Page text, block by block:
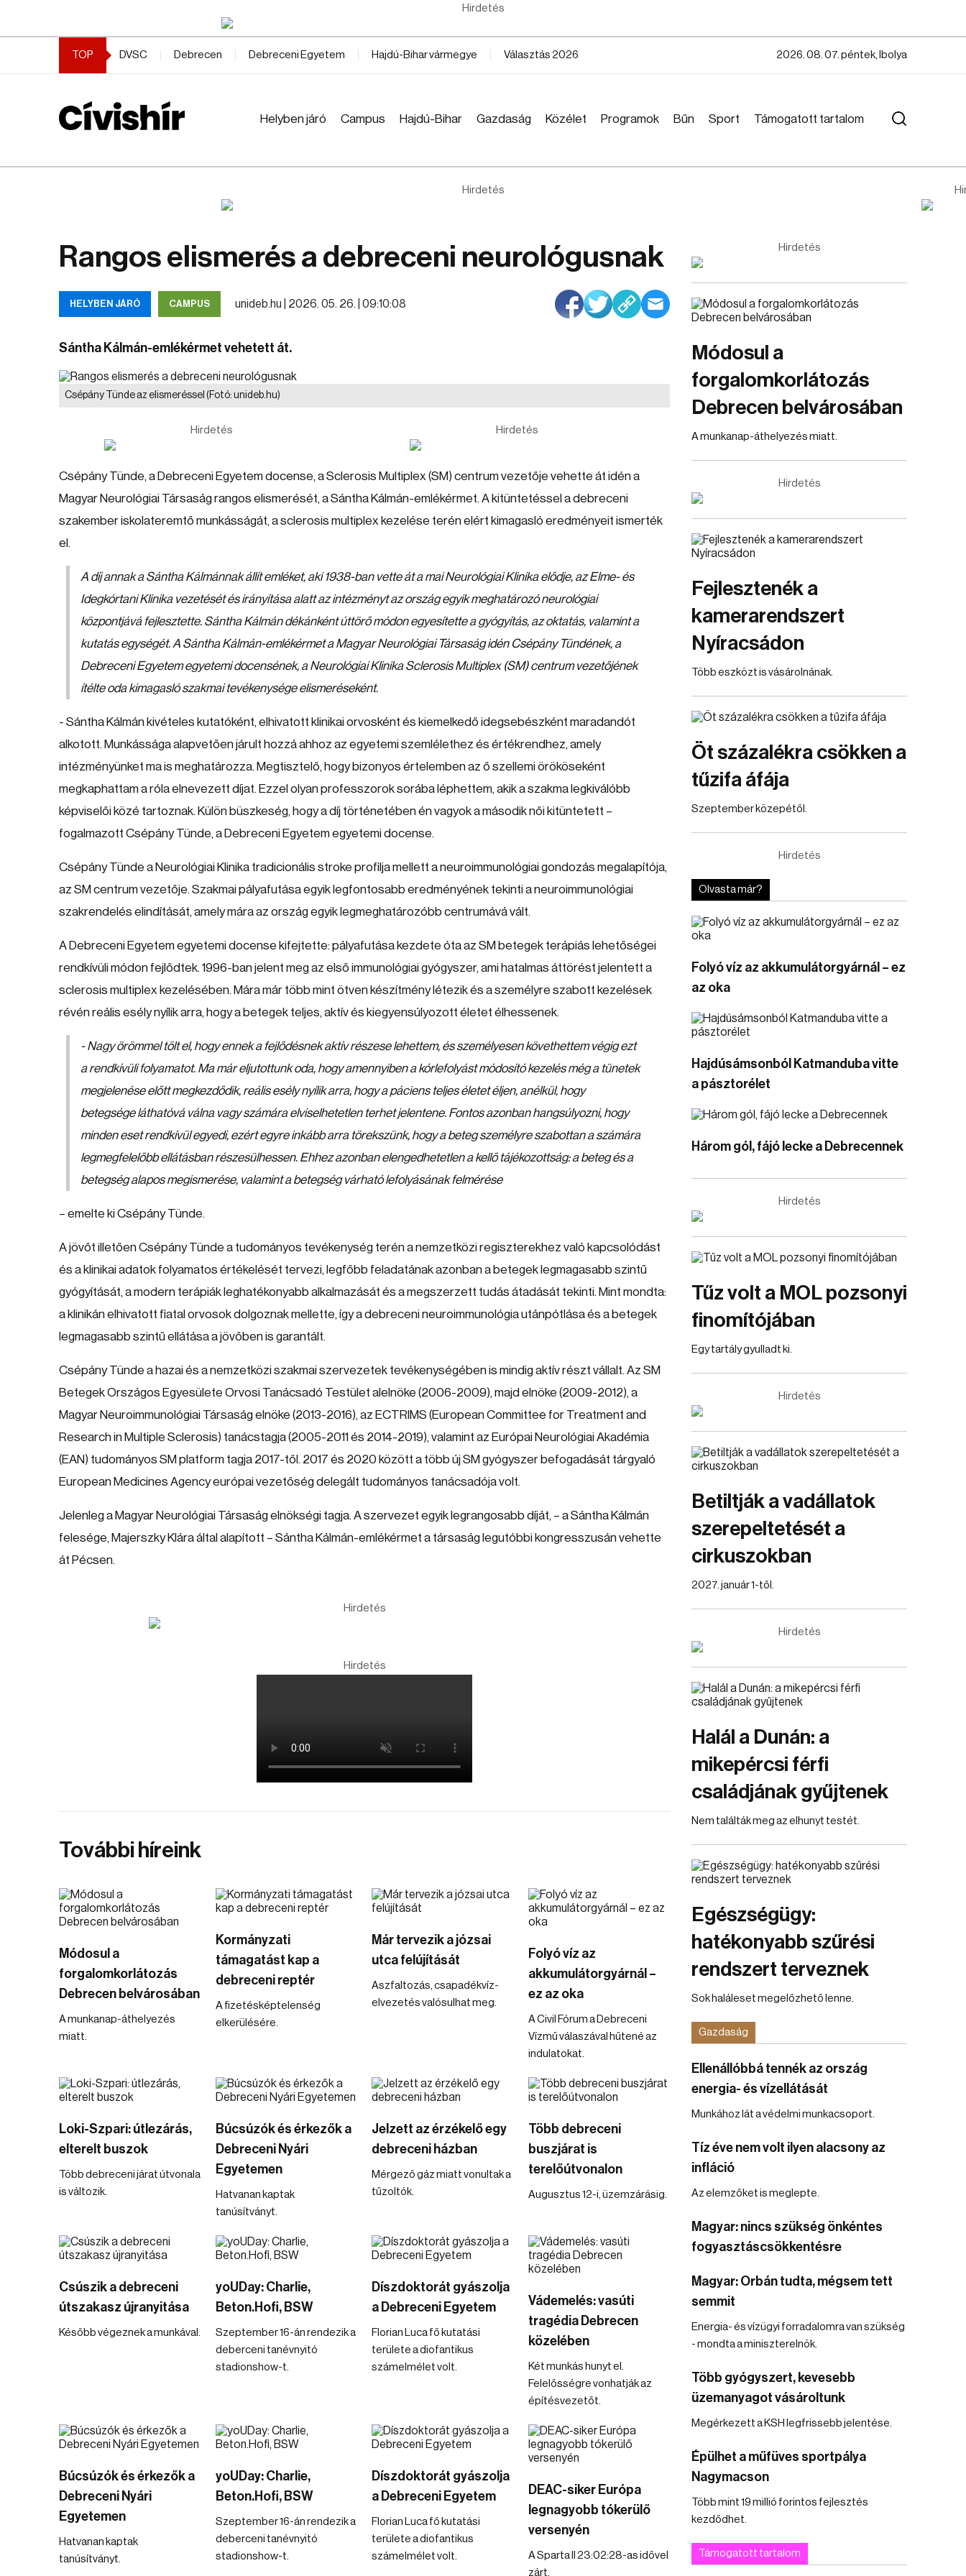
Hirdetés
TOP DVSC Debrecen Debreceni Egyetem Hajdú-Bihar vármegye Választás 2026 2026. 08. 07. péntek, Ibolya
Helyben járó Campus Hajdú-Bihar Gazdaság Közélet Programok Bűn Sport Támogatott tartalom
Hirdetés
Rangos elismerés a debreceni neurológusnak
HELYBEN JÁRÓ CAMPUS unideb.hu | 2026. 05. 26. | 09:10:08
Sántha Kálmán-emlékérmet vehetett át.
Csépány Tünde az elismeréssel (Fotó: unideb.hu)
Hirdetés Hirdetés
Csépány Tünde, a Debreceni Egyetem docense, a Sclerosis Multiplex (SM) centrum vezetője vehette át idén a
Magyar Neurológiai Társaság rangos elismerését, a Sántha Kálmán-emlékérmet. A kitüntetéssel a debreceni
szakember iskolateremtő munkásságát, a sclerosis multiplex kezelése terén elért kimagasló eredményeit ismerték
el.
A díj annak a Sántha Kálmánnak állít emléket, aki 1938-ban vette át a mai Neurológiai Klinika elődje, az Elme- és
Idegkórtani Klinika vezetését és irányítása alatt az intézményt az ország egyik meghatározó neurológiai
központjává fejlesztette. Sántha Kálmán dékánként úttörő módon egyesítette a gyógyítás, az oktatás, valamint a
kutatás egységét. A Sántha Kálmán-emlékérmet a Magyar Neurológiai Társaság idén Csépány Tündének, a
Debreceni Egyetem egyetemi docensének, a Neurológiai Klinika Sclerosis Multiplex (SM) centrum vezetőjének
ítélte oda kimagasló szakmai tevékenysége elismeréseként.
- Sántha Kálmán kivételes kutatóként, elhivatott klinikai orvosként és kiemelkedő idegsebészként maradandót
alkotott. Munkássága alapvetően járult hozzá ahhoz az egyetemi szemlélethez és értékrendhez, amely
intézményünket ma is meghatározza. Megtisztelő, hogy bizonyos értelemben az ő szellemi örököseként
megkaphattam a róla elnevezett díjat. Ezzel olyan professzorok sorába léphettem, akik a szakma legkiválóbb
képviselői közé tartoznak. Külön büszkeség, hogy a díj történetében én vagyok a második női kitüntetett –
fogalmazott Csépány Tünde, a Debreceni Egyetem egyetemi docense.
Csépány Tünde a Neurológiai Klinika tradicionális stroke profilja mellett a neuroimmunológiai gondozás megalapítója,
az SM centrum vezetője. Szakmai pályafutása egyik legfontosabb eredményének tekinti a neuroimmunológiai
szakrendelés elindítását, amely mára az ország egyik legmeghatározóbb centrumává vált.
A Debreceni Egyetem egyetemi docense kifejtette: pályafutása kezdete óta az SM betegek terápiás lehetőségei
rendkívüli módon fejlődtek. 1996-ban jelent meg az első immunológiai gyógyszer, ami hatalmas áttörést jelentett a
sclerosis multiplex kezelésében. Mára már több mint ötven készítmény létezik és a személyre szabott kezelések
révén reális esély nyílik arra, hogy a betegek teljes, aktív és kiegyensúlyozott életet élhessenek.
- Nagy örömmel tölt el, hogy ennek a fejlődésnek aktív részese lehettem, és személyesen követhettem végig ezt
a rendkívüli folyamatot. Ma már eljutottunk oda, hogy amennyiben a kórlefolyást módosító kezelés még a tünetek
megjelenése előtt megkezdődik, reális esély nyílik arra, hogy a páciens teljes életet éljen, anélkül, hogy
betegsége láthatóvá válna vagy számára elviselhetetlen terhet jelentene. Fontos azonban hangsúlyozni, hogy
minden eset rendkívül egyedi, ezért egyre inkább arra törekszünk, hogy a beteg személyre szabottan a számára
legmegfelelőbb ellátásban részesülhessen. Ehhez azonban elengedhetetlen a kellő tájékozottság: a beteg és a
betegség alapos megismerése, valamint a betegség várható lefolyásának felmérése
– emelte ki Csépány Tünde.
A jövőt illetően Csépány Tünde a tudományos tevékenység terén a nemzetközi regiszterekhez való kapcsolódást
és a klinikai adatok folyamatos értékelését tervezi, legfőbb feladatának azonban a betegek legmagasabb szintű
gyógyítását, a modern terápiák leghatékonyabb alkalmazását és a megszerzett tudás átadását tekinti. Mint mondta:
a klinikán elhivatott fiatal orvosok dolgoznak mellette, így a debreceni neuroimmunológia utánpótlása és a betegek
legmagasabb szintű ellátása a jövőben is garantált.
Csépány Tünde a hazai és a nemzetközi szakmai szervezetek tevékenységében is mindig aktív részt vállalt. Az SM
Betegek Országos Egyesülete Orvosi Tanácsadó Testület alelnöke (2006-2009), majd elnöke (2009-2012), a
Magyar Neuroimmunológiai Társaság elnöke (2013-2016), az ECTRIMS (European Committee for Treatment and
Research in Multiple Sclerosis) tanácstagja (2005-2011 és 2014-2019), valamint az Európai Neurológiai Akadémia
(EAN) tudományos SM platform tagja 2017-től. 2017 és 2020 között a több új SM gyógyszer befogadását tárgyaló
European Medicines Agency európai vezetőség delegált tudományos tanácsadója volt.
Jelenleg a Magyar Neurológiai Társaság elnökségi tagja. A szervezet egyik legrangosabb díját, – a Sántha Kálmán
felesége, Majerszky Klára által alapított – Sántha Kálmán-emlékérmet a társaság legutóbbi kongresszusán vehette
át Pécsen.
Hirdetés
Hirdetés
További híreink
Módosul a
forgalomkorlátozás
Debrecen belvárosában
A munkanap-áthelyezés
miatt.
Kormányzati
támagatást kap a
debreceni reptér
A fizetésképtelenség
elkerülésére.
Már tervezik a józsai
utca felújítását
Aszfaltozás, csapadékvíz-
elvezetés valósulhat meg.
Folyó víz az
akkumulátorgyárnál –
ez az oka
A Civil Fórum a Debreceni
Vízmű válaszával hűtené az
indulatokat.
Loki-Szpari: útlezárás,
elterelt buszok
Több debreceni járat útvonala
is változik.
Búcsúzók és érkezők a
Debreceni Nyári
Egyetemen
Hatvanan kaptak
tanúsítványt.
Jelzett az érzékelő egy
debreceni házban
Mérgező gáz miatt vonultak a
tűzoltók.
Több debreceni
buszjárat is
terelőútvonalon
Augusztus 12-i, üzemzárásig.
Csúszik a debreceni
útszakasz újranyitása
Később végeznek a munkával.
yoUDay: Charlie,
Beton.Hofi, BSW
Szeptember 16-án rendezik a
deberceni tanévnyitó
stadionshow-t.
Díszdoktorát gyászolja
a Debreceni Egyetem
Florian Luca fő kutatási
területe a diofantikus
számelmélet volt.
Vádemelés: vasúti
tragédia Debrecen
közelében
Két munkás hunyt el.
Felelősségre vonhatják az
építésvezetőt.
Búcsúzók és érkezők a
Debreceni Nyári
Egyetemen
Hatvanan kaptak
tanúsítványt.
yoUDay: Charlie,
Beton.Hofi, BSW
Szeptember 16-án rendezik a
deberceni tanévnyitó
stadionshow-t.
Díszdoktorát gyászolja
a Debreceni Egyetem
Florian Luca fő kutatási
területe a diofantikus
számelmélet volt.
DEAC-siker Európa
legnagyobb tókerülő
versenyén
A Sparta II 23:02:28-as idővel
zárt.
Hirdetés
Módosul a
forgalomkorlátozás
Debrecen belvárosában
A munkanap-áthelyezés miatt.
Hirdetés
Fejlesztenék a
kamerarendszert
Nyíracsádon
Több eszközt is vásárolnának.
Öt százalékra csökken a
tűzifa áfája
Szeptember közepétől.
Hirdetés
Olvasta már?
Folyó víz az akkumulátorgyárnál – ez
az oka
Hajdúsámsonból Katmanduba vitte
a pásztorélet
Három gól, fájó lecke a Debrecennek
Hirdetés
Tűz volt a MOL pozsonyi
finomítójában
Egy tartály gyulladt ki.
Hirdetés
Betiltják a vadállatok
szerepeltetését a
cirkuszokban
2027. január 1-től.
Hirdetés
Halál a Dunán: a
mikepércsi férfi
családjának gyűjtenek
Nem találták meg az elhunyt testét.
Egészségügy:
hatékonyabb szűrési
rendszert terveznek
Sok haláleset megelőzhető lenne.
Gazdaság
Ellenállóbbá tennék az ország
energia- és vízellátását
Munkához lát a védelmi munkacsoport.
Tíz éve nem volt ilyen alacsony az
infláció
Az elemzőket is meglepte.
Magyar: nincs szükség önkéntes
fogyasztáscsökkentésre
Magyar: Orbán tudta, mégsem tett
semmit
Energia- és vízügyi forradalomra van szükség
- mondta a miniszterelnök.
Több gyógyszert, kevesebb
üzemanyagot vásároltunk
Megérkezett a KSH legfrissebb jelentése.
Épülhet a műfüves sportpálya
Nagymacson
Több mint 19 millió forintos fejlesztés
kezdődhet.
Támogatott tartalom